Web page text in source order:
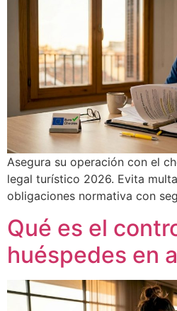
Asegura su operación con el
legal turístico 2026. Evita
obligaciones normativa con
Qué es el
huéspedes en